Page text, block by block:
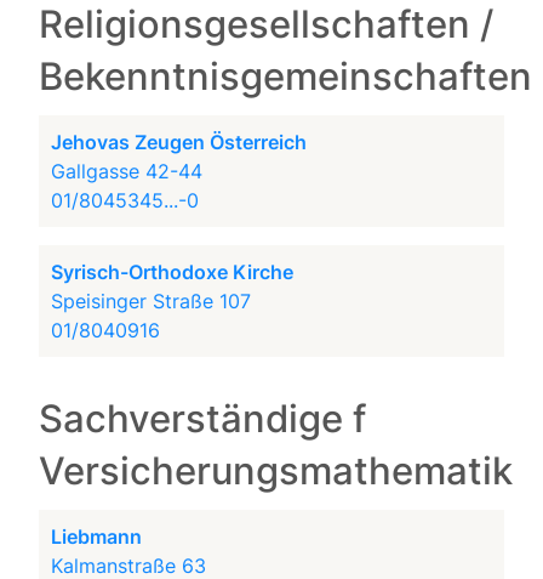
Religionsgesellschaften /
Bekenntnisgemeinschaften
Jehovas Zeugen Österreich
Gallgasse 42-44
01/8045345...-0
Syrisch-Orthodoxe Kirche
Speisinger Straße 107
01/8040916
Sachverständige f
Versicherungsmathematik
Liebmann
Kalmanstraße 63